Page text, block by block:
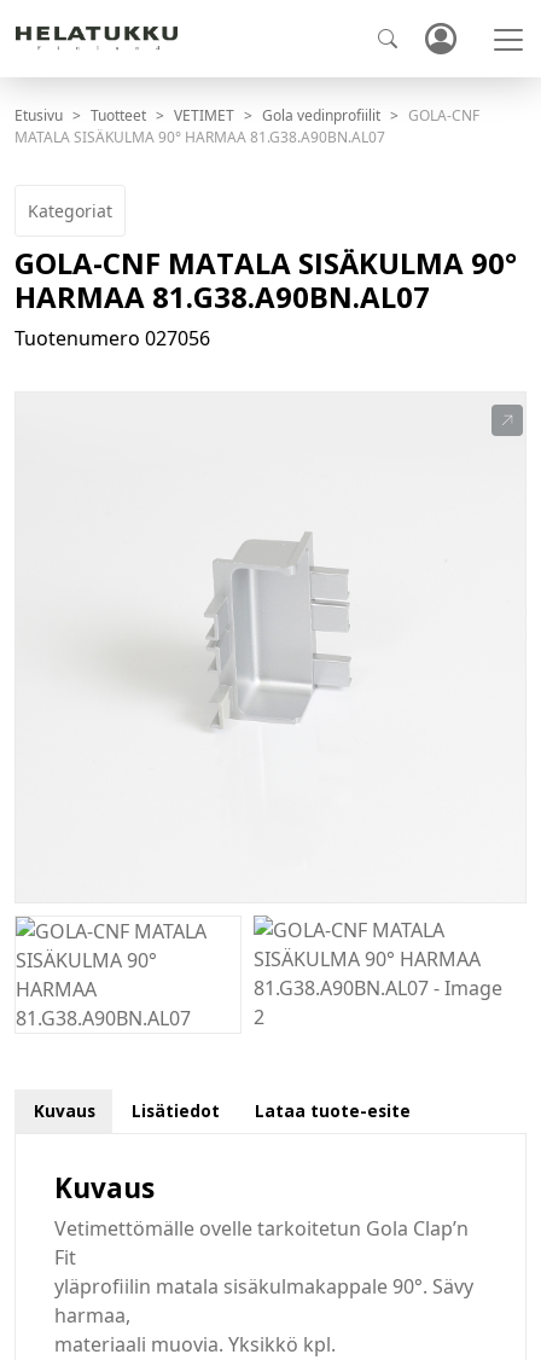
Etusivu Tuotteet VETIMET Gola vedinprofiilit
GOLA-CNF
MATALA SISÄKULMA 90° HARMAA 81.G38.A90BN.AL07
Kategoriat
GOLA-CNF MATALA SISÄKULMA 90°
HARMAA 81.G38.A90BN.AL07
Tuotenumero 027056
Kuvaus Lisätiedot Lataa tuote-esite
Kuvaus
Vetimettömälle ovelle tarkoitetun Gola Clap’n
Fit
yläprofiilin matala sisäkulmakappale 90°. Sävy
harmaa,
materiaali muovia. Yksikkö kpl.